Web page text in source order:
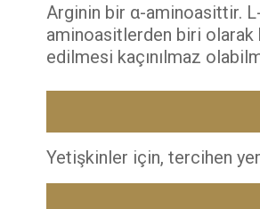
Arginin bir α-aminoasittir.
aminoasitlerden biri olarak
edilmesi kaçınılmaz
Yetişkinler için, tercihen